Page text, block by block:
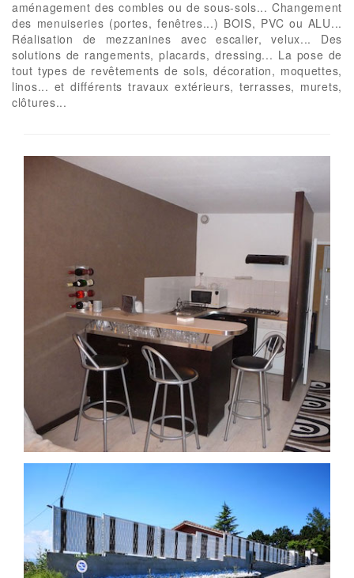
aménagement des combles ou de sous-sols... Changement
des menuiseries (portes, fenêtres...) BOIS, PVC ou ALU...
Réalisation de mezzanines avec escalier, velux... Des
solutions de rangements, placards, dressing... La pose de
tout types de revêtements de sols, décoration, moquettes,
linos... et différents travaux extérieurs, terrasses, murets,
clôtures...